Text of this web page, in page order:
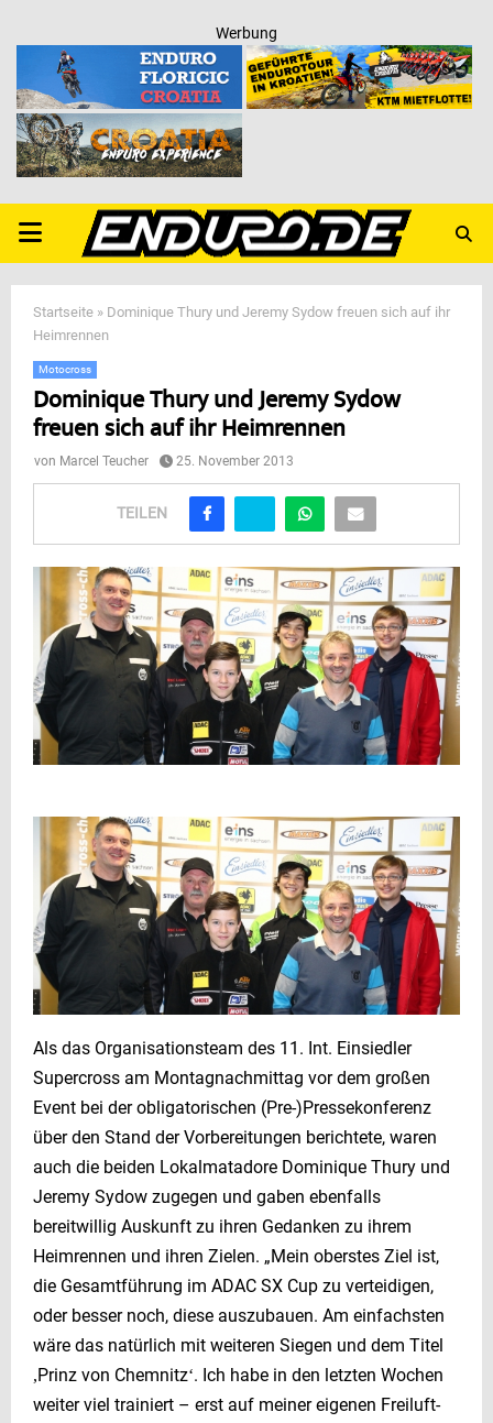
Werbung
PRIMARY
MENU
Startseite » Dominique Thury und Jeremy Sydow freuen sich auf ihr
Heimrennen
Motocross
Dominique Thury und Jeremy Sydow
freuen sich auf ihr Heimrennen
von Marcel Teucher 25. November 2013
TEILEN
Als das Organisationsteam des 11. Int. Einsiedler
Supercross am Montagnachmittag vor dem großen
Event bei der obligatorischen (Pre-)Pressekonferenz
über den Stand der Vorbereitungen berichtete, waren
auch die beiden Lokalmatadore Dominique Thury und
Jeremy Sydow zugegen und gaben ebenfalls
bereitwillig Auskunft zu ihren Gedanken zu ihrem
Heimrennen und ihren Zielen. „Mein oberstes Ziel ist,
die Gesamtführung im ADAC SX Cup zu verteidigen,
oder besser noch, diese auszubauen. Am einfachsten
wäre das natürlich mit weiteren Siegen und dem Titel
,Prinz von Chemnitzʻ. Ich habe in den letzten Wochen
weiter viel trainiert – erst auf meiner eigenen Freiluft-